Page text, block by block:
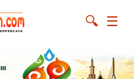
☰
🔍